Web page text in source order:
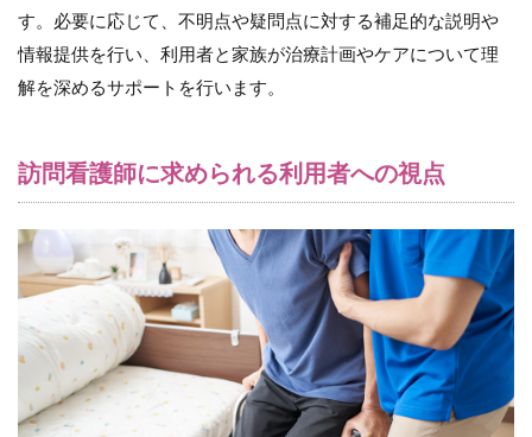
す。必要に応じて、不明点や疑問点に対する補足的な説明や
情報提供を行い、利用者と家族が治療計画やケアについて理
解を深めるサポートを行います。
訪問看護師に求められる利用者への視点